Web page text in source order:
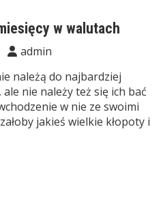
w walutach
admin
należą do najbardziej
nie należy też się ich bać
w nie ze swoimi
jakieś wielkie kłopoty i